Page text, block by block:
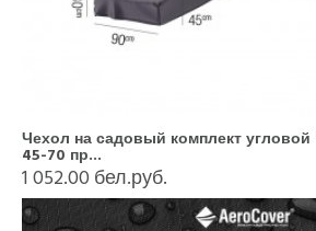
Чехол на садовый комплект угловой
45-70 пр...
1 052.00 бел.руб.